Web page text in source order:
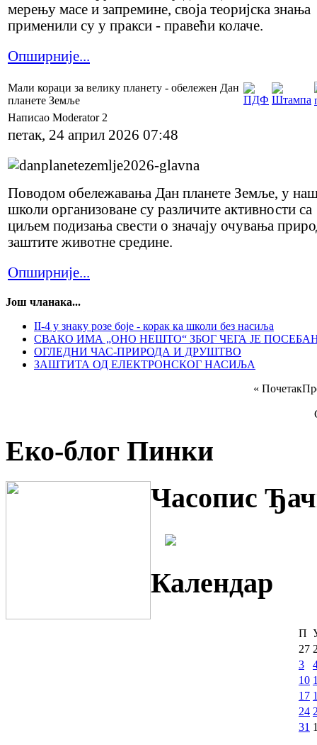
мерењу масе и запремине, своја теоријска знања
применили су у пракси - правећи колаче.
Опширније...
Мали кораци за велику планету - обележен Дан
планете Земље
Написао Moderator 2
петак, 24 април 2026 07:48
Поводом обележавања Дан планете Земље, у
школи организоване су различите активности са
циљем подизања свести о значају очувања
заштите животне средине.
Опширније...
Још чланака...
II-4 у знаку розе боје - корак ка школи без насиља
СВАКО ИМА „ОНО НЕШТО“ ЗБОГ ЧЕГА ЈЕ
ОГЛЕДНИ ЧАС-ПРИРОДА И ДРУШТВО
ЗАШТИТА ОД ЕЛЕКТРОНСКОГ НАСИЉА
« Почетак
Еко-блог Пинки
Часопис
Календар
П
27
3
10
17
24
31